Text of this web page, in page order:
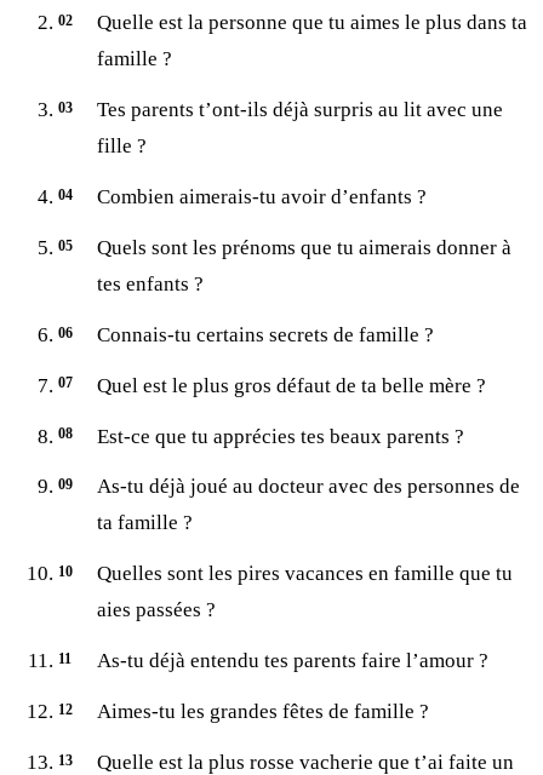
Quelle est la personne que tu aimes le plus dans ta
famille ?
Tes parents t’ont-ils déjà surpris au lit avec une
fille ?
Combien aimerais-tu avoir d’enfants ?
Quels sont les prénoms que tu aimerais donner à
tes enfants ?
Connais-tu certains secrets de famille ?
Quel est le plus gros défaut de ta belle mère ?
Est-ce que tu apprécies tes beaux parents ?
As-tu déjà joué au docteur avec des personnes de
ta famille ?
Quelles sont les pires vacances en famille que tu
aies passées ?
As-tu déjà entendu tes parents faire l’amour ?
Aimes-tu les grandes fêtes de famille ?
Quelle est la plus rosse vacherie que t’ai faite un